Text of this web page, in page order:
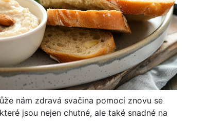
nám zdravá svačina pomoci znovu se
jsou nejen chutné, ale také snadné na